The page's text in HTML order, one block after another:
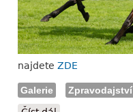
najdete ZDE
Galerie Zpravodajství